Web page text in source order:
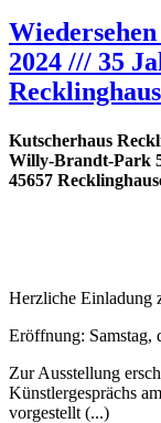
2024 /// 35
Kutscherhaus
Willy-Brandt-Park
45657
Herzliche Einladung
Eröffnung: Samstag,
Zur Ausstellung
Künstlergesprächs
vorgestellt (...)